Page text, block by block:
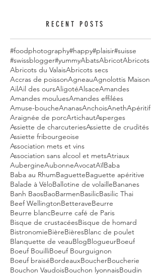
RECENT POSTS
#foodphotography#happy#plaisir#suisse
#swissblogger#yummyAbatsAbricotAbricots
Abricots du ValaisAbricots secs
Accras de poissonAgneauAgnolottis Maison
AilAil des oursAligotéAlsaceAmandes
Amandes mouluesAmandes effilées
Amuse-boucheAnanasAnchoisAnethApéritif
Araignée de porcArtichautAsperges
Assiette de charcuteriesAssiette de crudités
Assiette fribourgeoise
Association mets et vins
Association sans alcool et metsAtriaux
AubergineAubonneAvocatAïlBaba
Baba au RhumBaguetteBaguette apéritive
Balade à VéloBallotine de volailleBananes
Banh BaosBaoBarmenBasilicBasilic Thai
Beef WellingtonBetteraveBeurre
Beurre blancBeurre café de Paris
Bisque de crustacéesBisque de homard
BistronomieBièreBièresBlanc de poulet
Blanquette de veauBlogBlogueurBoeuf
Boeuf BouilliBoeuf Bourguignon
Boeuf braiséBordeauxBoucherBoucherie
Bouchon VaudoisBouchon lyonnaisBoudin